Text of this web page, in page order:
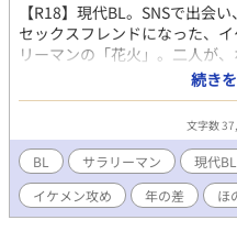
【R18】現代BL。SNSで出会
セックスフレンドになった、
リーマンの「花火」。二人が
を食べたりする話。 現代BL。
下敬語甘えん坊気味の攻✕年上
（※）をつけます。 ごはんは
ハピエン ※現在、不定期更新
らぎ はなび） 33歳
ふゆと） 23歳 180cm/62kg
続き
文字数
BL サラリーマン 現代BL
イケメン攻め
年の差 ほ